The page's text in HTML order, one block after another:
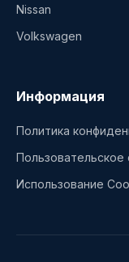
Nissan
Volkswagen
Информация
Политика
Пользовательское
Использование